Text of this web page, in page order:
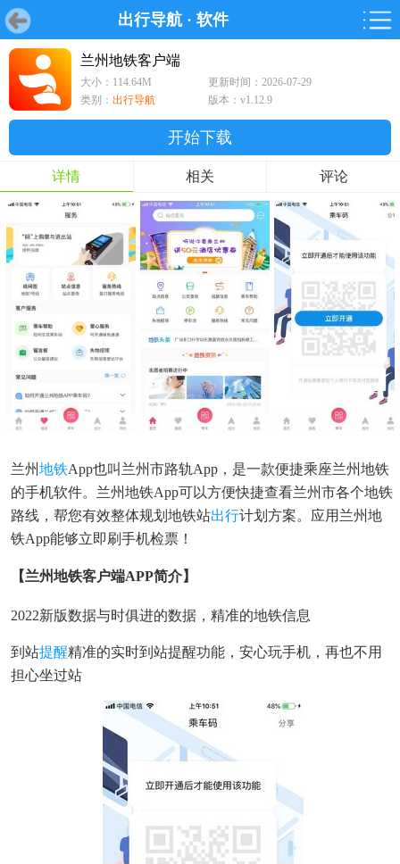
出行导航 · 软件
首页 游戏 软件
首页 游戏 软件 鸿蒙
游戏
鸿蒙
软件
专题
兰州地铁客户端
大小：114.64M
更新时间：2026-07-29
类别： 出行导航 版本：v1.12.9
开始下载
详情 相关 评论
兰州地铁App也叫兰州市路轨app，是一款便捷乘座兰州地铁
的手机软件。兰州地铁app可以方便快捷查看兰州市各个地铁
路线，帮您有效整体规划地铁站出行计划方案。应用兰州地
铁app能够立即刷手机检票！
【兰州地铁客户端APP简介】
2022新版数据与时俱进的数据，精准的地铁信息
到站提醒精准的实时到站提醒功能，安心玩手机，再也不用
担心坐过站